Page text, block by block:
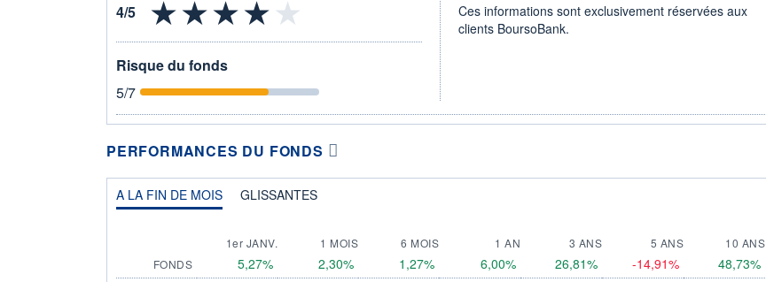
Risque du fonds
5/7
Ces informations sont exclusivement réservées aux
clients BoursoBank.
PERFORMANCES DU FONDS
A LA FIN DE MOIS GLISSANTES
1er JANV. 1 MOIS 6 MOIS 1 AN 3 ANS 5 ANS
10 ANS
FONDS
5,27% 2,30% 1,27% 6,00% 26,81% -14,91% 48,73%